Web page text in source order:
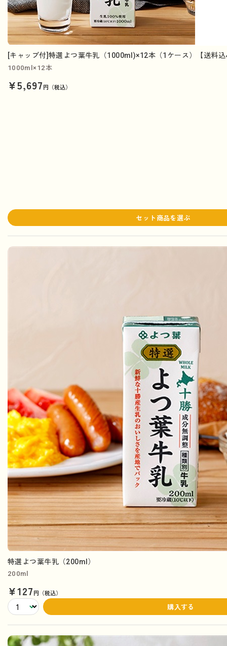
[キャップ付]特選よつ葉牛乳（1000ml)×12本（1ケース）【送料込
1000ml×12本
¥5,697円（税込）
セット商品を選ぶ
特選よつ葉牛乳（200ml）
200ml
¥127円（税込）
購入する